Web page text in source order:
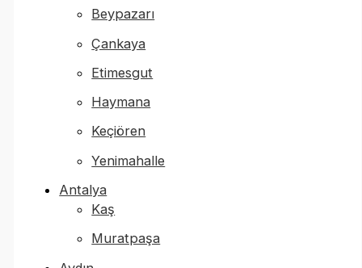
Beypazarı
Çankaya
Etimesgut
Haymana
Keçiören
Yenimahalle
Antalya
Kaş
Muratpaşa